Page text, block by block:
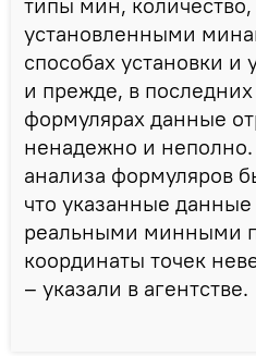
установленными
способах установки и
и прежде, в
формулярах данные
ненадежно и
анализа формуляров
что указанные
реальными минными
координаты точек
– указали в агентстве.